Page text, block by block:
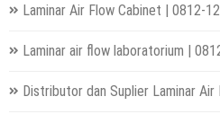
Laminar Air Flow Cabinet | 0812-
Laminar air flow laboratorium |
Distributor dan Suplier Laminar